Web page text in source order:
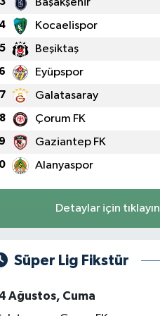
Başakşehir
Kocaelispor
5 Beşiktaş
Eyüpspor
7 Galatasaray
8 Çorum FK
Gaziantep FK
Alanyaspor
Detaylar için tıklayın
Süper Lig Fikstür
Ağustos, Cuma